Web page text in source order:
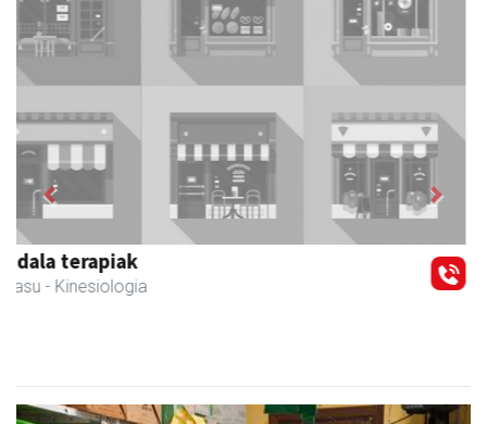
Lur fisioterapia eta pilates zentroa
Andoain - Fisioterapia
Previous